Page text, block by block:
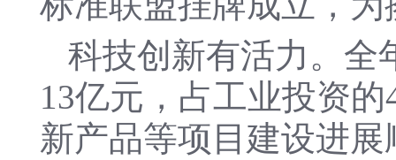
科技创新有活力。全
13亿元，占工业投资
新产品等项目建设进